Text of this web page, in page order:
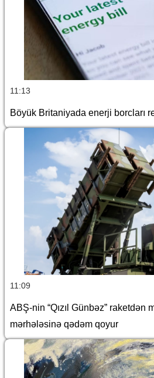
11:13
Böyük Britaniyada enerji borcları
11:09
ABŞ-nin “Qızıl Günbəz” raketdən
mərhələsinə qədəm qoyur